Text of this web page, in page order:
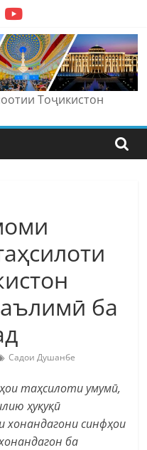
Тоҷикистон
ба
Садои Душанбе
таҳсилоти умумӣ,
ҳуқуқӣ
синфҳои
ба